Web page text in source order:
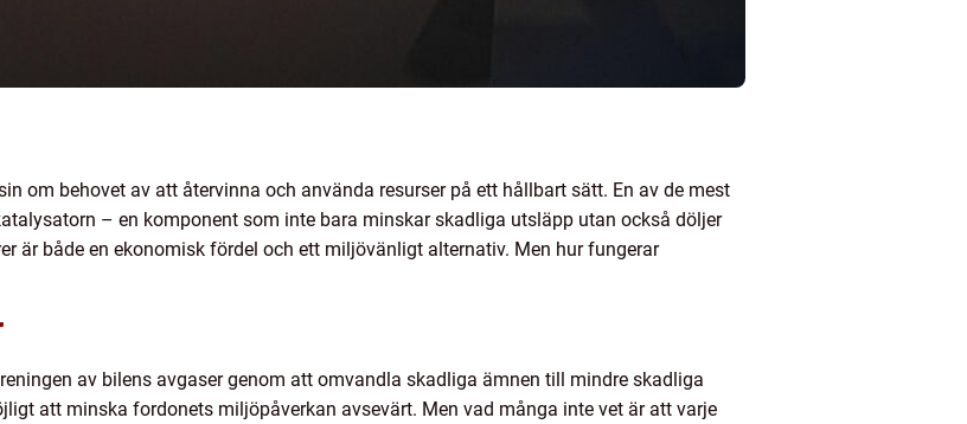
om behovet av att återvinna och använda resurser på ett hållbart sätt. En av de mest
– en komponent som inte bara minskar skadliga utsläpp utan också döljer
är både en ekonomisk fördel och ett miljövänligt alternativ. Men hur fungerar
av bilens avgaser genom att omvandla skadliga ämnen till mindre skadliga
att minska fordonets miljöpåverkan avsevärt. Men vad många inte vet är att varje